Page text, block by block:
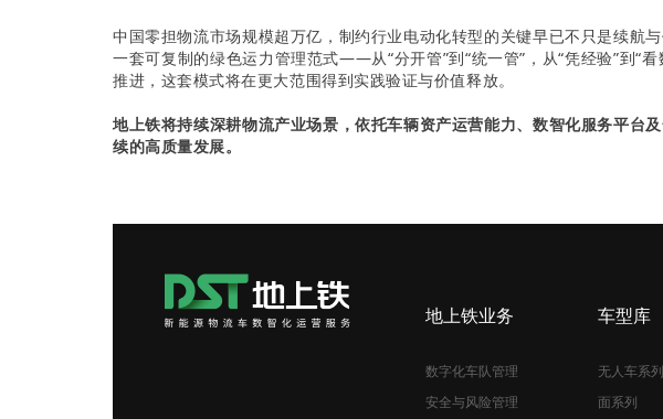
中国零担物流市场规模超万亿，制约行业电动化转型的关键早已不只是续航
一套可复制的绿色运力管理范式——从“分开管”到“统一管”，从“凭经验”到“
推进，这套模式将在更大范围得到实践验证与价值释放。
地上铁将持续深耕物流产业场景，依托车辆资产运营能力、数智化服务平台
续的高质量发展。
地上铁业务
数字化车队管理
安全与风险管理
车型库
无人车系列
面系列